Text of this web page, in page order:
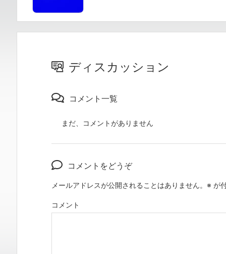
ディスカッション
コメント一覧
まだ、コメントがありません
コメントをどうぞ
メールアドレスが公開されることはありません。 ※ が
コメント